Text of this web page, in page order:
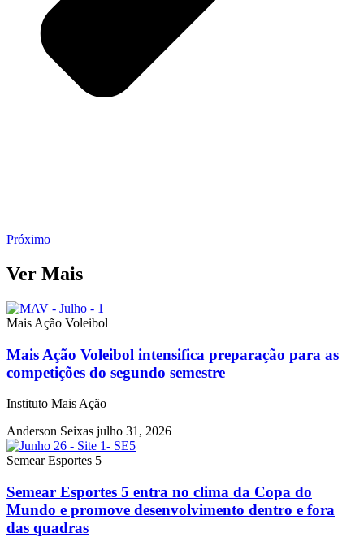
Próximo
Ver Mais
Mais Ação Voleibol
Mais Ação Voleibol intensifica preparação para as
competições do segundo semestre
Instituto Mais Ação
Anderson Seixas julho 31, 2026
Semear Esportes 5
Semear Esportes 5 entra no clima da Copa do
Mundo e promove desenvolvimento dentro e fora
das quadras